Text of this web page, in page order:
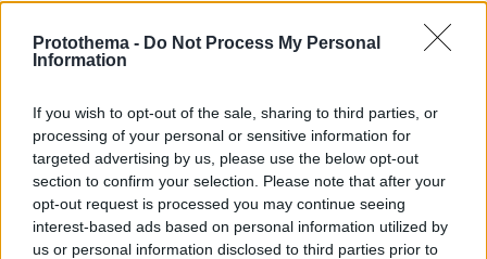
Protothema - Do Not Process My Personal
Information
If you wish to opt-out of the sale, sharing to third parties, or
processing of your personal or sensitive information for
targeted advertising by us, please use the below opt-out
section to confirm your selection. Please note that after your
opt-out request is processed you may continue seeing
interest-based ads based on personal information utilized by
us or personal information disclosed to third parties prior to
Σταματάκη στην πρόβα του «Ρινόκερου»
Ο ταλαντούχος ηθοποιός πρόκειται να υποδυθεί τον
ρόλο του Μπερανζέ, αντικαθιστώντας τον Άρη
Σερβετάλη μετά την πολυσυζητημένη αποχώρησή
του
29.11.2021, 07:47